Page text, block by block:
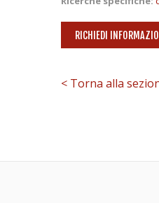
RICHIEDI
< Torna alla